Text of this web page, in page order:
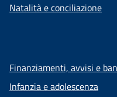
Natalità e conciliazione
Finanziamenti, avvisi e
Infanzia e adolescenza